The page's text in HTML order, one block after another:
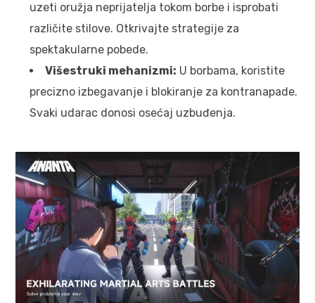
uzeti oružja neprijatelja tokom borbe i isprobati
različite stilove. Otkrivajte strategije za
spektakularne pobede.
Višestruki mehanizmi: U borbama, koristite
precizno izbegavanje i blokiranje za kontranapade.
Svaki udarac donosi osećaj uzbuđenja.